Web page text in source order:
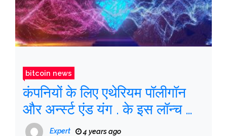
bitcoin news
कंपनियों के लिए एथेरियम पॉलीगॉन
और अर्न्स्ट एंड यंग . के इस लॉन्च का
उद्देश्य है
Expert 4 years ago